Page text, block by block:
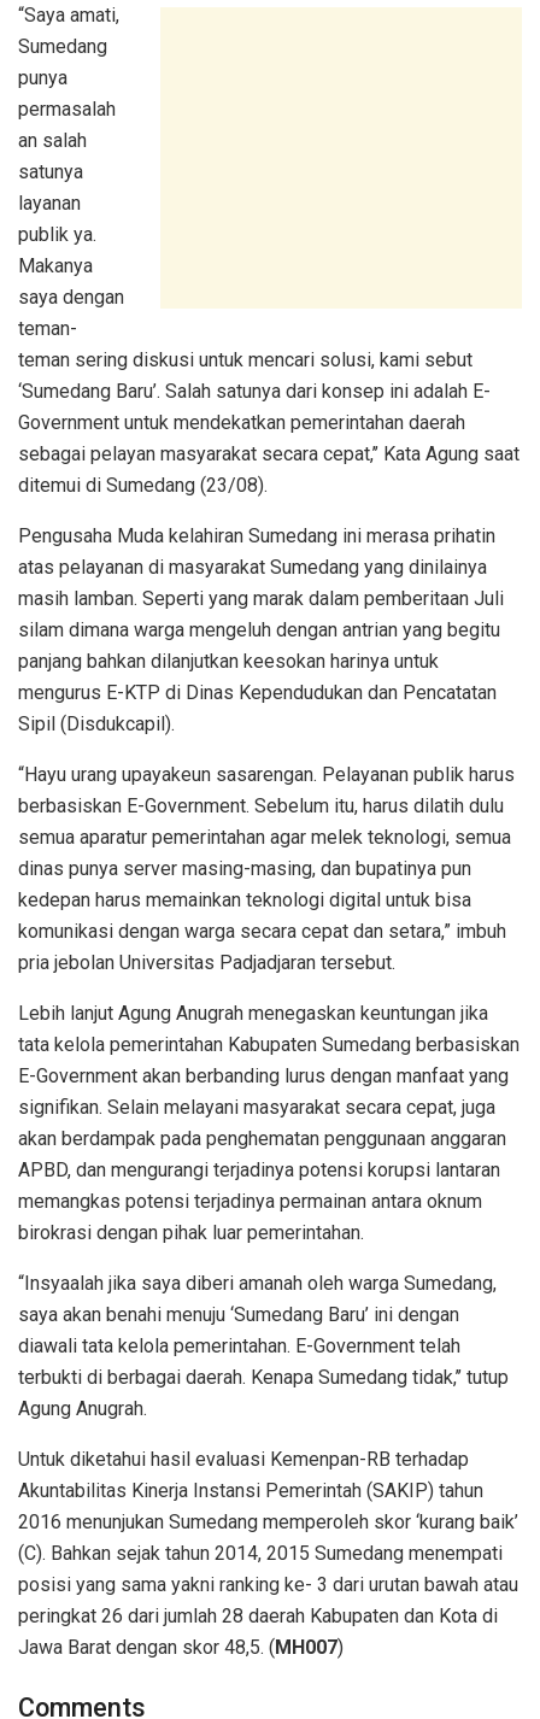
“Saya amati,
Sumedang
punya
permasalah
an salah
satunya
layanan
publik ya.
Makanya
saya dengan
teman-
teman sering diskusi untuk mencari solusi, kami sebut
‘Sumedang Baru’. Salah satunya dari konsep ini adalah E-
Government untuk mendekatkan pemerintahan daerah
sebagai pelayan masyarakat secara cepat,’’ Kata Agung saat
ditemui di Sumedang (23/08).
Pengusaha Muda kelahiran Sumedang ini merasa prihatin
atas pelayanan di masyarakat Sumedang yang dinilainya
masih lamban. Seperti yang marak dalam pemberitaan Juli
silam dimana warga mengeluh dengan antrian yang begitu
panjang bahkan dilanjutkan keesokan harinya untuk
mengurus E-KTP di Dinas Kependudukan dan Pencatatan
Sipil (Disdukcapil).
“Hayu urang upayakeun sasarengan. Pelayanan publik harus
berbasiskan E-Government. Sebelum itu, harus dilatih dulu
semua aparatur pemerintahan agar melek teknologi, semua
dinas punya server masing-masing, dan bupatinya pun
kedepan harus memainkan teknologi digital untuk bisa
komunikasi dengan warga secara cepat dan setara,” imbuh
pria jebolan Universitas Padjadjaran tersebut.
Lebih lanjut Agung Anugrah menegaskan keuntungan jika
tata kelola pemerintahan Kabupaten Sumedang berbasiskan
E-Government akan berbanding lurus dengan manfaat yang
signifikan. Selain melayani masyarakat secara cepat, juga
akan berdampak pada penghematan penggunaan anggaran
APBD, dan mengurangi terjadinya potensi korupsi lantaran
memangkas potensi terjadinya permainan antara oknum
birokrasi dengan pihak luar pemerintahan.
“Insyaalah jika saya diberi amanah oleh warga Sumedang,
saya akan benahi menuju ‘Sumedang Baru’ ini dengan
diawali tata kelola pemerintahan. E-Government telah
terbukti di berbagai daerah. Kenapa Sumedang tidak,’’ tutup
Agung Anugrah.
Untuk diketahui hasil evaluasi Kemenpan-RB terhadap
Akuntabilitas Kinerja Instansi Pemerintah (SAKIP) tahun
2016 menunjukan Sumedang memperoleh skor ‘kurang baik’
(C). Bahkan sejak tahun 2014, 2015 Sumedang menempati
posisi yang sama yakni ranking ke- 3 dari urutan bawah atau
peringkat 26 dari jumlah 28 daerah Kabupaten dan Kota di
Jawa Barat dengan skor 48,5. ( MH007)
Comments